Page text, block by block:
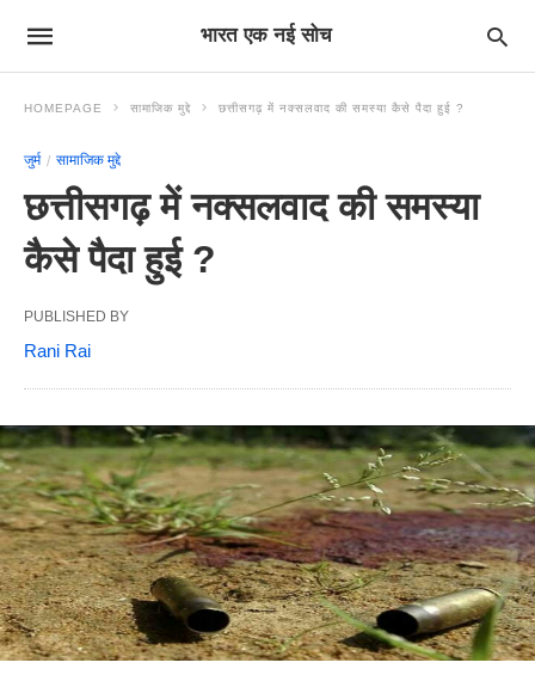
भारत एक नई सोच
HOMEPAGE सामाजिक मुद्दे छत्तीसगढ़ में नक्सलवाद की समस्या कैसे पैदा हुई ?
जुर्म सामाजिक मुद्दे
छत्तीसगढ़ में नक्सलवाद की समस्या
कैसे पैदा हुई ?
PUBLISHED BY
Rani Rai